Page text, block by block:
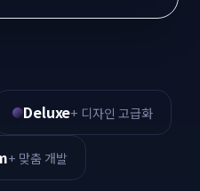
Deluxe+ 디자인 고급화
+ 맞춤 개발